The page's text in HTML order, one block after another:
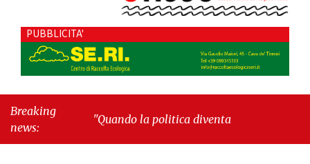
PUBBLICITA'
Breaking
news:
"Quando la politica diventa autobiografia"